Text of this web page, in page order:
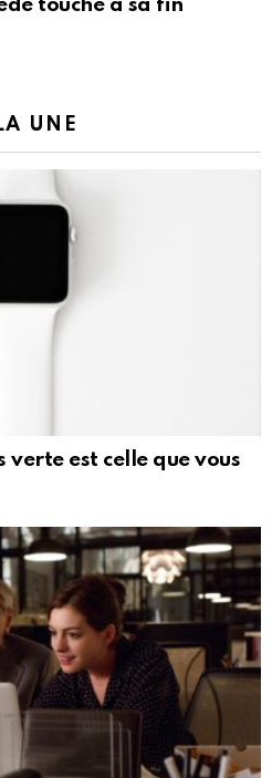
touche à sa fin
UNE
verte est celle que vous